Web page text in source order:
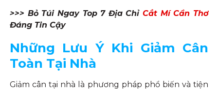
>>> Bỏ Túi Ngay Top 7 Địa ChỉCắt Mí Cần Thơ
Đáng Tin Cậy
Những Lưu Ý Khi Giảm Cân
Toàn Tại Nhà
Giảm cân tại nhà là phương pháp phổ biến và tiện